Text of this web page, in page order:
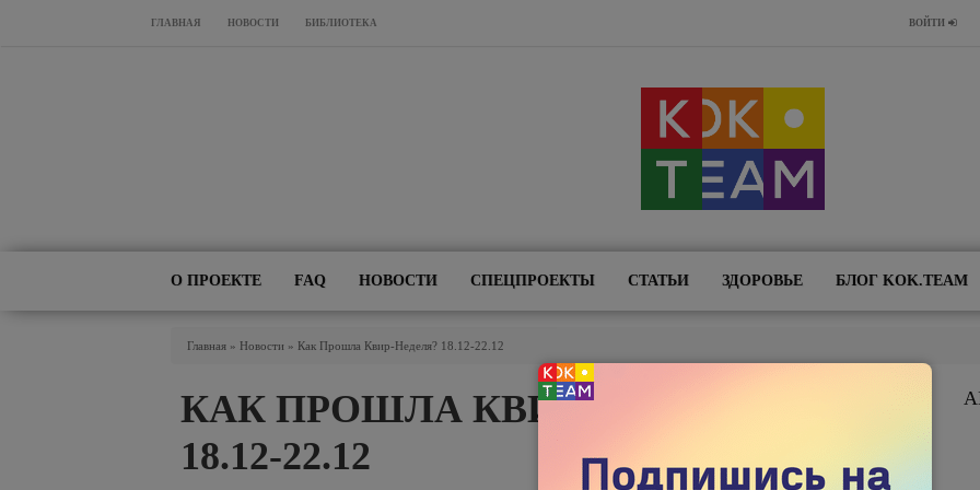
Перейти к основному содержанию
ГЛАВНАЯ НОВОСТИ БИБЛИОТЕКА ВОЙТИ
О ПРОЕКТЕ FAQ НОВОСТИ СПЕЦПРОЕКТЫ СТАТЬИ ЗДОРОВЬЕ БЛОГ KOK.TEAM
Главная » Новости » Как Прошла Квир-Неделя? 18.12-22.12
КАК ПРОШЛА КВИР-НЕДЕЛЯ?
18.12-22.12